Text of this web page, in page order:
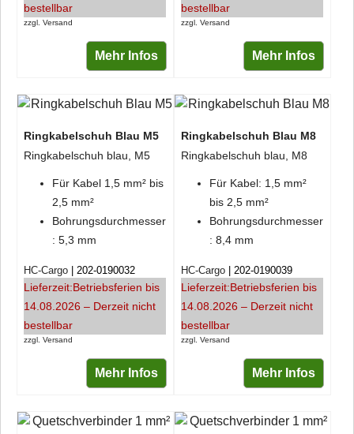
zzgl. Versand
bestellbar
Mehr Infos
zzgl. Versand
bestellbar
Mehr Infos
Ringkabelschuh Blau M5
Ringkabelschuh blau, M5
Für Kabel 1,5 mm² bis
2,5 mm²
Bohrungsdurchmesser
: 5,3 mm
zzgl. Versand
HC-Cargo 202-0190032
Lieferzeit:Betriebsferien bis
14.08.2026 – Derzeit nicht
bestellbar
Mehr Infos
Ringkabelschuh Blau M8
Ringkabelschuh blau, M8
Für Kabel: 1,5 mm²
bis 2,5 mm²
Bohrungsdurchmesser
: 8,4 mm
zzgl. Versand
HC-Cargo 202-0190039
Lieferzeit:Betriebsferien bis
14.08.2026 – Derzeit nicht
bestellbar
Mehr Infos